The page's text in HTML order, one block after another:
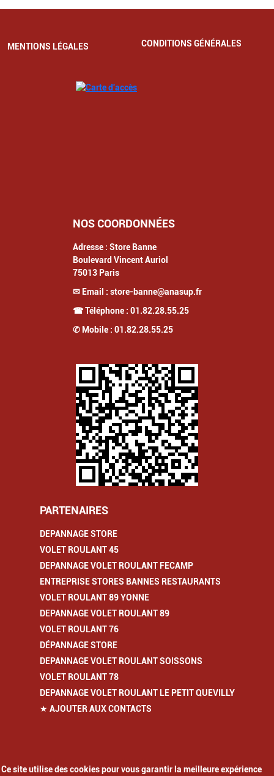
MENTIONS LÉGALES CONDITIONS GÉNÉRALES
NOS COORDONNÉES
Adresse : Store Banne
Boulevard Vincent Auriol
75013 Paris
✉ Email : store-banne@anasup.fr
☎ Téléphone : 01.82.28.55.25
✆ Mobile : 01.82.28.55.25
PARTENAIRES
DEPANNAGE STORE
VOLET ROULANT 45
DEPANNAGE VOLET ROULANT FECAMP
ENTREPRISE STORES BANNES RESTAURANTS
VOLET ROULANT 89 YONNE
DEPANNAGE VOLET ROULANT 89
VOLET ROULANT 76
DÉPANNAGE STORE
DEPANNAGE VOLET ROULANT SOISSONS
VOLET ROULANT 78
DEPANNAGE VOLET ROULANT LE PETIT QUEVILLY
★ AJOUTER AUX CONTACTS
Ce site utilise des cookies pour vous garantir la meilleure expérience